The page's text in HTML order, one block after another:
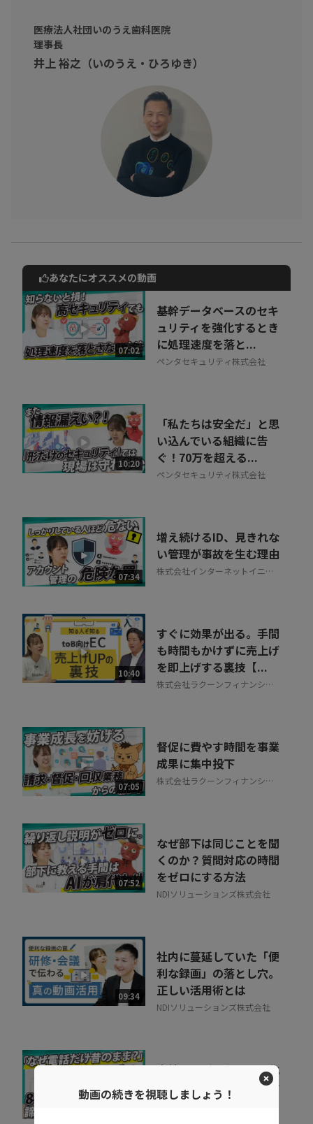
・自己否定を繰り返してしまう方
そんな方に向けて
習慣を変え、理想の自分を目指しましょう！
医療法人社団いのうえ歯科医院
理事長
井上 裕之（いのうえ・ひろゆき）
動画でご紹介しているサービスについて
お気軽にご相談・ご質問いただけます！
30秒でお申し込み可能
相談を希望する 無料
あなたにオススメの動画
07:02
基幹データベースのセキ
ュリティを強化するとき
に処理速度を落と...
ペンタセキュリティ株式会社
10:20
「私たちは安全だ」と思
い込んでいる組織に告
ぐ！70万を超える...
ペンタセキュリティ株式会社
07:34
増え続けるID、見きれな
い管理が事故を生む理由
株式会社インターネットイニシ
10:40
すぐに効果が出る。手間
も時間もかけずに売上げ
を即上げする裏技【...
株式会社ラクーンフィナンシャ
07:05
督促に費やす時間を事業
成果に集中投下
株式会社ラクーンフィナンシャ
07:52
なぜ部下は同じことを聞
くのか？質問対応の時間
をゼロにする方法
NDIソリューションズ株式会社
09:34
社内に蔓延していた「便
利な録画」の落とし穴。
正しい活用術とは
NDIソリューションズ株式会社
会社の電話をクラウド化
するメリットとは？電話
業務を効率化する方法
動画の続きを視聴しましょう！